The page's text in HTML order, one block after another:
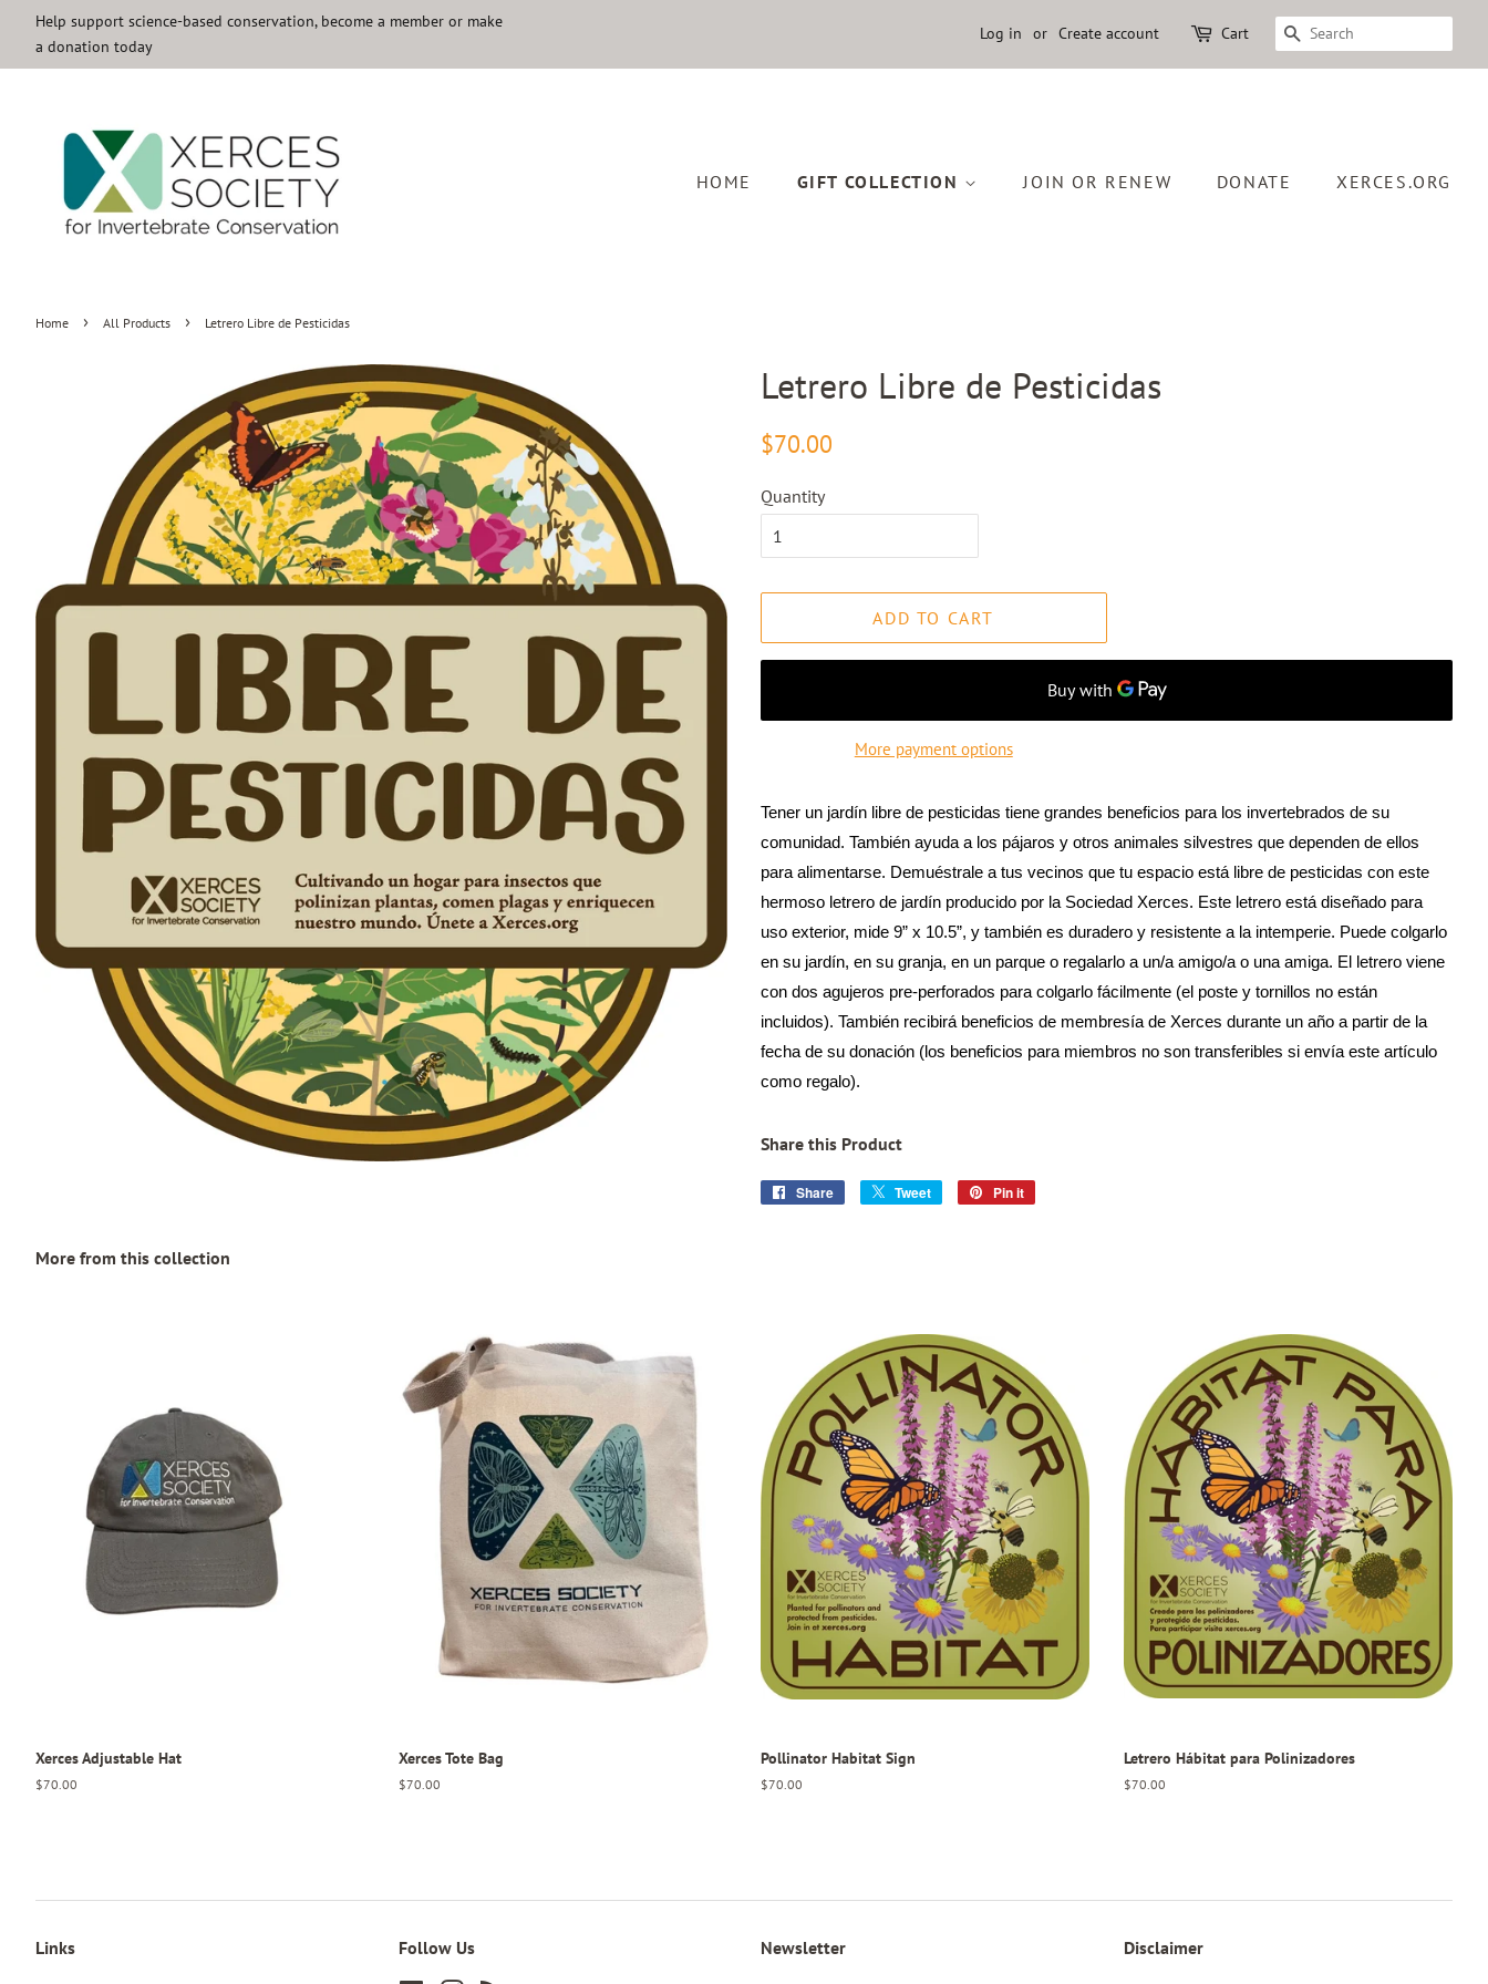
Help support science-based conservation, become a member or make
a donation today
Log in or Create account Cart SEARCH
HOME GIFT COLLECTION JOIN OR RENEW DONATE XERCES.ORG
Home › All Products › Letrero Libre de Pesticidas
Letrero Libre de Pesticidas
Regular
$70.00
Quantity
ADD TO CART
More payment options
Tener un jardín libre de pesticidas tiene grandes beneficios para los invertebrados de su
comunidad. También ayuda a los pájaros y otros animales silvestres que dependen de ellos
para alimentarse. Demuéstrale a tus vecinos que tu espacio está libre de pesticidas con este
hermoso letrero de jardín producido por la Sociedad Xerces. Este letrero está diseñado para
uso exterior, mide 9” x 10.5”, y también es duradero y resistente a la intemperie. Puede colgarlo
en su jardín, en su granja, en un parque o regalarlo a un/a amigo/a o una amiga. El letrero viene
con dos agujeros pre-perforados para colgarlo fácilmente (el poste y tornillos no están
incluidos). También recibirá beneficios de membresía de Xerces durante un año a partir de la
fecha de su donación (los beneficios para miembros no son transferibles si envía este artículo
como regalo).
Share this Product
Share
Share
Tweet
Tweet
Pin it
More from this collection
Xerces Adjustable Hat
Regular
$70.00
Xerces Tote Bag
Regular
$70.00
Pollinator Habitat Sign
Regular
$70.00
Letrero Hábitat para Polinizadores
Regular
$70.00
Links Follow Us Newsletter Disclaimer